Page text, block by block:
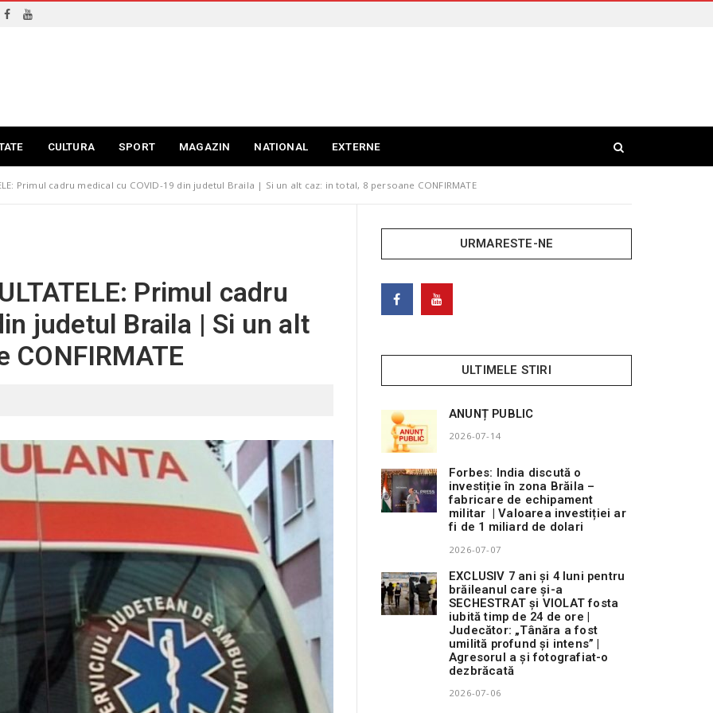
CULTURA SPORT MAGAZIN NATIONAL EXTERNE
Primul cadru medical cu COVID-19 din judetul Braila | Si un alt caz: in total, 8 persoane CONFIRMATE
Primul cadru
judetul Braila | Si un alt
CONFIRMATE
URMARESTE-NE
ULTIMELE STIRI
ANUNȚ PUBLIC
2026-07-14
Forbes: India discută o
investiție în zona Brăila –
fabricare de echipament
militar | Valoarea investiției ar
fi de 1 miliard de dolari
2026-07-07
EXCLUSIV 7 ani și 4 luni pentru
brăileanul care și-a
SECHESTRAT și VIOLAT fosta
iubită timp de 24 de ore |
Judecător: „Tânăra a fost
umilită profund și intens” |
Agresorul a și fotografiat-o
dezbrăcată
2026-07-06